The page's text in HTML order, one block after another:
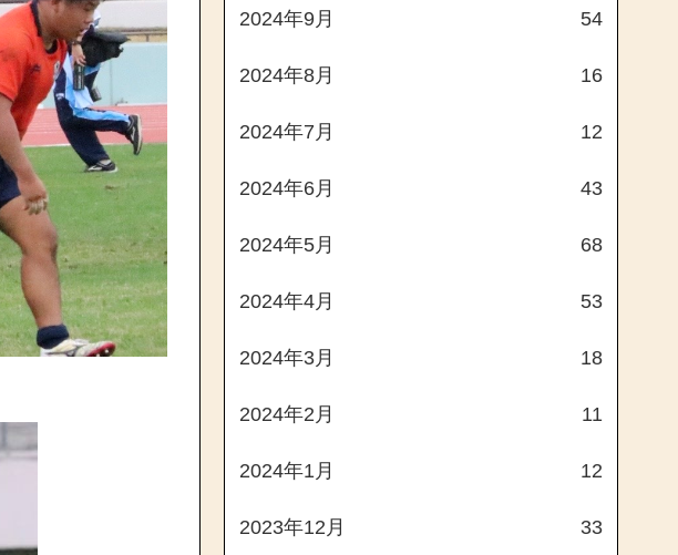
2024年9月 54
2024年8月 16
2024年7月 12
2024年6月 43
2024年5月 68
2024年4月 53
2024年3月 18
2024年2月 11
2024年1月 12
2023年12月 33